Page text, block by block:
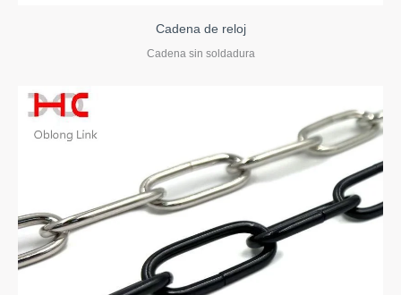
Cadena de reloj
Cadena sin soldadura